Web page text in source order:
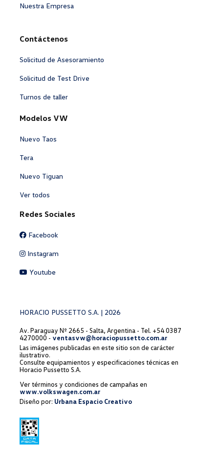
Nuestra Empresa
Contáctenos
Solicitud de Asesoramiento
Solicitud de Test Drive
Turnos de taller
Modelos VW
Nuevo Taos
Tera
Nuevo Tiguan
Ver todos
Redes Sociales
Facebook
Instagram
Youtube
HORACIO PUSSETTO S.A. | 2026
Av. Paraguay Nº 2665 - Salta, Argentina - Tel. +54 0387
4270000 - ventasvw@horaciopussetto.com.ar
Las imágenes publicadas en este sitio son de carácter
ilustrativo.
Consulte equipamientos y especificaciones técnicas en
Horacio Pussetto S.A.
Ver términos y condiciones de campañas en
www.volkswagen.com.ar
Diseño por: Urbana Espacio Creativo